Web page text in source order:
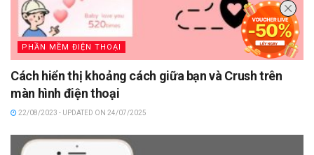
PHẦN MỀM ĐIỆN THOẠI
Cách hiển thị khoảng cách giữa bạn và Crush trên
màn hình điện thoại
22/08/2023 - UPDATED ON 24/07/2025